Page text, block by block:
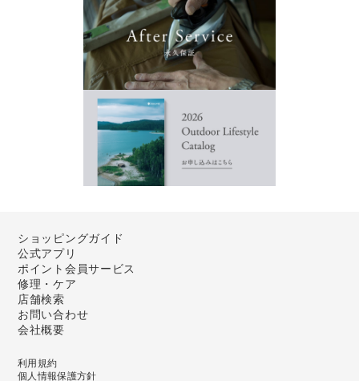
ショッピングガイド
公式アプリ
ポイント会員サービス
修理・ケア
店舗検索
お問い合わせ
会社概要
利用規約
個人情報保護方針